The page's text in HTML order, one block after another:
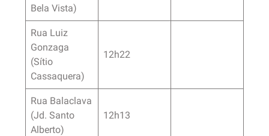
Bela Vista)
Rua Luiz
Gonzaga
(Sítio
Cassaquera)
12h22
Rua Balaclava
(Jd. Santo
Alberto)
12h13